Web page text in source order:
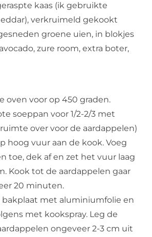
kaas (ik gebruikte
verkruimeld gekookt
groene uien, in blokjes
zure room, extra boter,
oven voor op 450 graden.
soeppan voor 1/2-2/3 met
over voor de aardappelen)
hoog vuur aan de kook. Voeg
toe, dek af en zet het vuur laag
Kook tot de aardappelen gaar
20 minuten.
bakplaat met aluminiumfolie en
met kookspray. Leg de
ongeveer 2-3 cm uit